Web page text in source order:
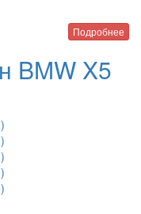
Подробнее
BMW X5